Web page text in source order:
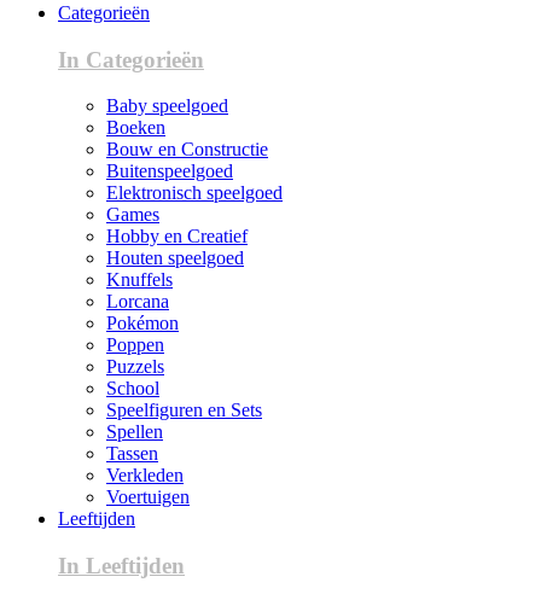
Categorieën
In Categorieën
Baby speelgoed
Boeken
Bouw en Constructie
Buitenspeelgoed
Elektronisch speelgoed
Games
Hobby en Creatief
Houten speelgoed
Knuffels
Lorcana
Pokémon
Poppen
Puzzels
School
Speelfiguren en Sets
Spellen
Tassen
Verkleden
Voertuigen
Leeftijden
In Leeftijden